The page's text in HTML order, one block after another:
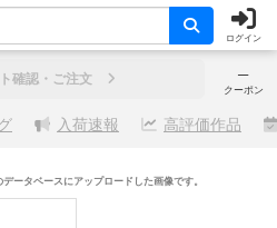
ログイン
─
クーポン
確認・ご注文
入荷速報 高評価作品
ータベースにアップロードした画像です。